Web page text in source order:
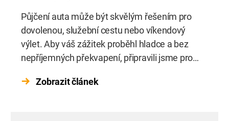
Půjčení auta může být skvělým řešením pro
dovolenou, služební cestu nebo víkendový
výlet. Aby váš zážitek proběhl hladce a bez
nepříjemných překvapení, připravili jsme pro
při pronájmu auta v autopůjčovně.
Zobrazit článek